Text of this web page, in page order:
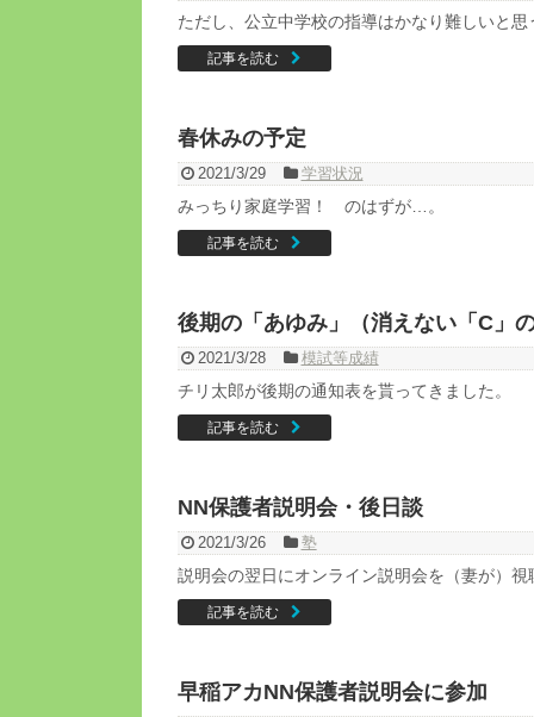
ただし、公立中学校の指導はかなり難しいと思
記事を読む
春休みの予定
2021/3/29 学習状況
みっちり家庭学習！ のはずが…。
記事を読む
後期の「あゆみ」（消えない「C」
2021/3/28 模試等成績
チリ太郎が後期の通知表を貰ってきました。
記事を読む
NN保護者説明会・後日談
2021/3/26 塾
説明会の翌日にオンライン説明会を（妻が）視
記事を読む
早稲アカNN保護者説明会に参加